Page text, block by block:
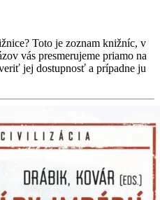
Toto je zoznam knižníc, v
vás presmerujeme priamo na
jej dostupnosť a prípadne ju